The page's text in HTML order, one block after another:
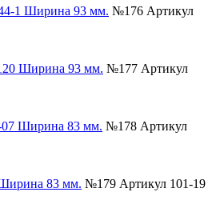
№176 Артикул
№177 Артикул
№178 Артикул
№179 Артикул 101-19